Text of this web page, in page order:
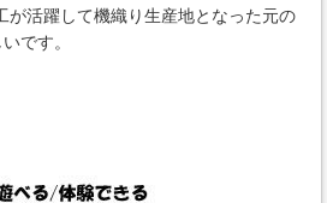
が活躍して機織り生産地となった元の
です。